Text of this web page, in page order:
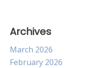
Archives
March 2026
February 2026